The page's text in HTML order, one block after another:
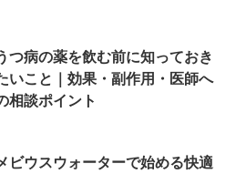
つ病の薬を飲む前に知っておき
いこと｜効果・副作用・医師へ
相談ポイント
ビウスウォーターで始める快適